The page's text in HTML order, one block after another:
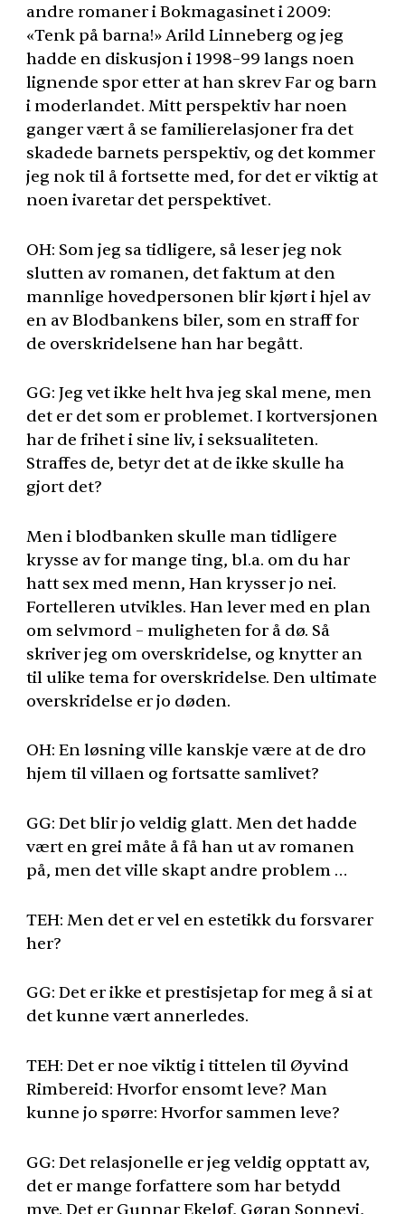
andre romaner i Bokmagasinet i 2009:
«Tenk på barna!» Arild Linneberg og jeg
hadde en diskusjon i 1998–99 langs noen
lignende spor etter at han skrev Far og barn
i moderlandet. Mitt perspektiv har noen
ganger vært å se familierelasjoner fra det
skadede barnets perspektiv, og det kommer
jeg nok til å fortsette med, for det er viktig at
noen ivaretar det perspektivet.
OH: Som jeg sa tidligere, så leser jeg nok
slutten av romanen, det faktum at den
mannlige hovedpersonen blir kjørt i hjel av
en av Blodbankens biler, som en straff for
de overskridelsene han har begått.
GG: Jeg vet ikke helt hva jeg skal mene, men
det er det som er problemet. I kortversjonen
har de frihet i sine liv, i seksualiteten.
Straffes de, betyr det at de ikke skulle ha
gjort det?
Men i blodbanken skulle man tidligere
krysse av for mange ting, bl.a. om du har
hatt sex med menn, Han krysser jo nei.
Fortelleren utvikles. Han lever med en plan
om selvmord – muligheten for å dø. Så
skriver jeg om overskridelse, og knytter an
til ulike tema for overskridelse. Den ultimate
overskridelse er jo døden.
OH: En løsning ville kanskje være at de dro
hjem til villaen og fortsatte samlivet?
GG: Det blir jo veldig glatt. Men det hadde
vært en grei måte å få han ut av romanen
på, men det ville skapt andre problem …
TEH: Men det er vel en estetikk du forsvarer
her?
GG: Det er ikke et prestisjetap for meg å si at
det kunne vært annerledes.
TEH: Det er noe viktig i tittelen til Øyvind
Rimbereid: Hvorfor ensomt leve? Man
kunne jo spørre: Hvorfor sammen leve?
GG: Det relasjonelle er jeg veldig opptatt av,
det er mange forfattere som har betydd
mye. Det er Gunnar Ekeløf, Gøran Sonnevi,